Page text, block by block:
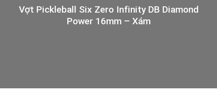
Vợt Pickleball Six Zero Infinity DB Diamond
Power 16mm – Xám